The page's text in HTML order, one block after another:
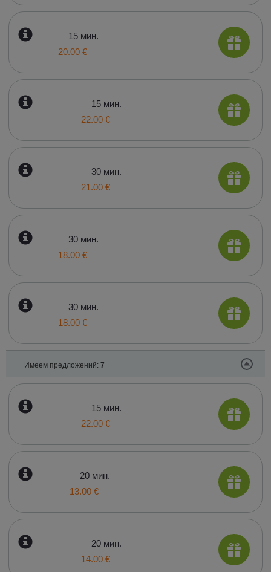
15 мин.
20.00 €
15 мин.
22.00 €
30 мин.
21.00 €
30 мин.
18.00 €
30 мин.
18.00 €
Имеем предложений: 7
15 мин.
22.00 €
20 мин.
13.00 €
20 мин.
14.00 €